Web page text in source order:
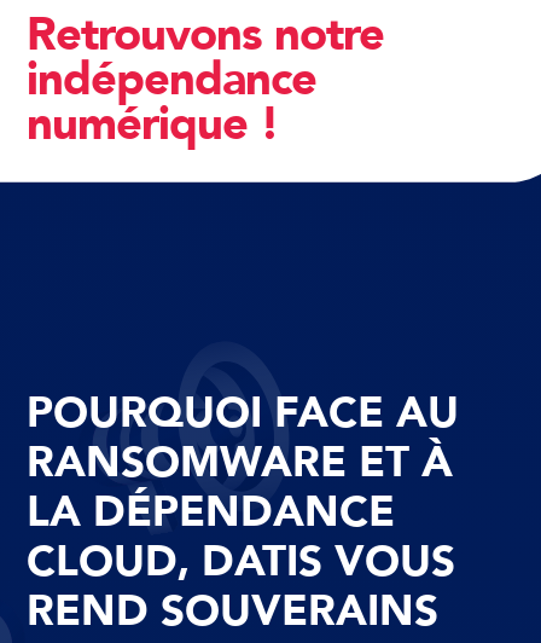
Retrouvons notre
indépendance
numérique !
POURQUOI FACE AU
RANSOMWARE ET À
LA DÉPENDANCE
CLOUD, DATIS VOUS
REND SOUVERAINS